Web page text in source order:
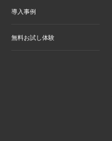
導入事例
無料お試し体験